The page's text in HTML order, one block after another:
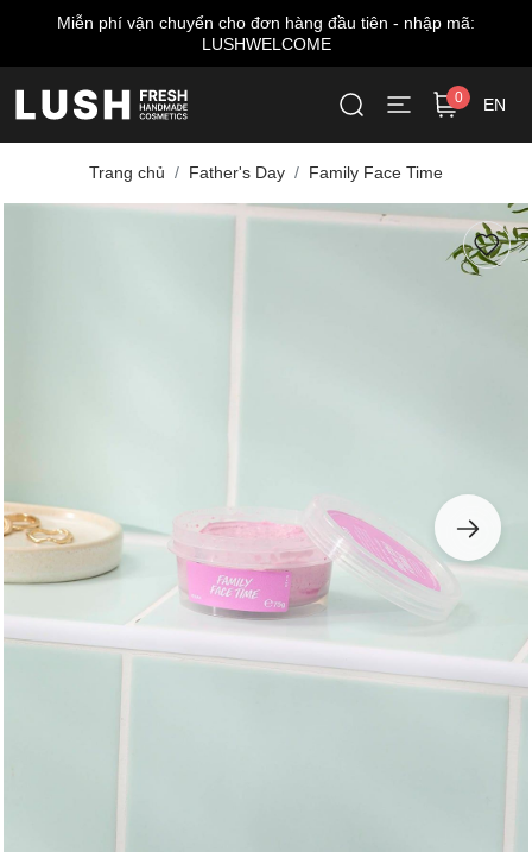
Miễn phí vận chuyển cho đơn hàng đầu tiên - nhập mã:
LUSHWELCOME
0 EN
Trang chủ Father's Day Family Face Time